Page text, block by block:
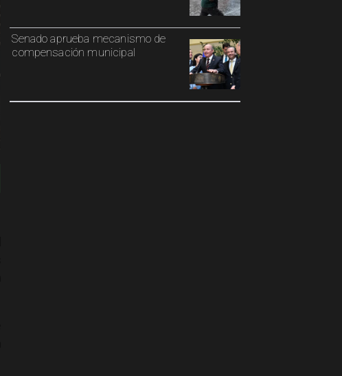
Senado aprueba mecanismo de
compensación municipal